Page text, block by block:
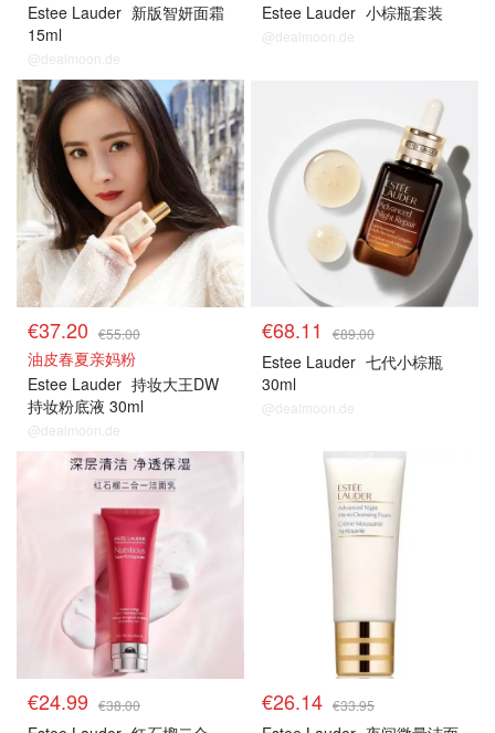
Estee Lauder 新版智妍面霜
15ml
@dealmoon.de
Estee Lauder 小棕瓶套装
@dealmoon.de
雅黛
€37.20 €55.00
油皮春夏亲妈粉
Estee Lauder 持妆大王DW
持妆粉底液 30ml
@dealmoon.de
€68.11 €89.00
Estee Lauder 七代小棕瓶
30ml
@dealmoon.de
€24.99 €38.00 €26.14 €33.95